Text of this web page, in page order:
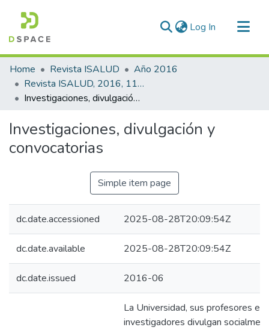
Log In (current)
Communities & Collections
All of DSpace
Statistics
Home Revista ISALUD
Año 2016
Revista ISALUD, 2016, 11(52)
Investigaciones, divulgación y convocatorias
Investigaciones, divulgación y
convocatorias
Simple item page
dc.date.accessioned 2025-08-28T20:09:54Z
dc.date.available 2025-08-28T20:09:54Z
dc.date.issued 2016-06
La Universidad, sus profesores e
investigadores divulgan